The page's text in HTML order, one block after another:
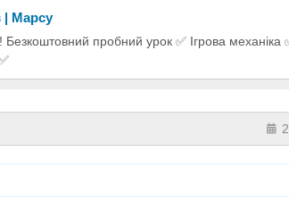
| Mapcy
пробний урок ✅ Ігрова механіка